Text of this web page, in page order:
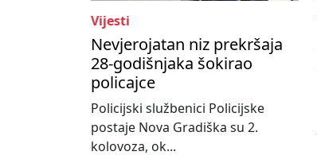
Vijesti
Nevjerojatan niz prekršaja
28-godišnjaka šokirao
policajce
Policijski službenici Policijske
postaje Nova Gradiška su 2.
kolovoza, ok...